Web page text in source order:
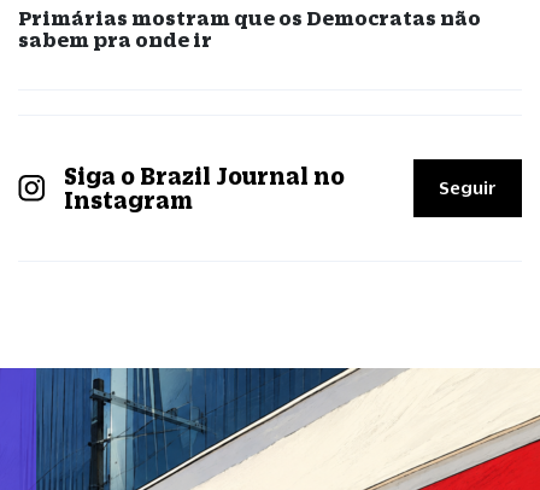
Primárias mostram que os Democratas não
sabem pra onde ir
Siga o Brazil Journal no
Instagram
Seguir